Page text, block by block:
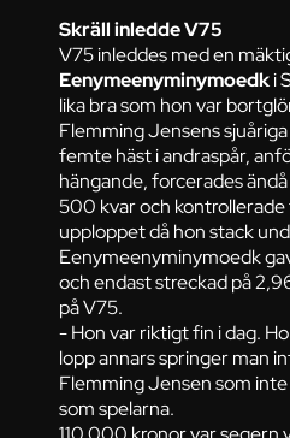
Skräll inledde V75
V75 inleddes med en
Eenymeenyminymoedki
lika bra som hon var
Flemming Jensens
femte häst i andraspår,
hängande, forcerades
500 kvar och
upploppet då hon stack
Eenymeenyminymoedk
och endast streckad på
på V75.
- Hon var riktigt fin i dag.
lopp annars springer man
Flemming Jensen som
som spelarna.